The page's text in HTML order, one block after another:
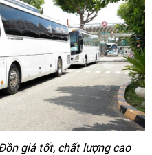
giá tốt, chất lượng cao